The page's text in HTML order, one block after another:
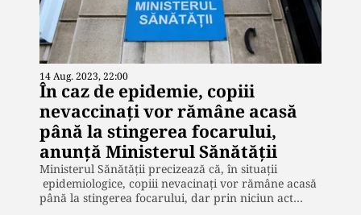
14 Aug. 2023, 22:00
În caz de epidemie, copiii
nevaccinaţi vor rămâne acasă
până la stingerea focarului,
anunță Ministerul Sănătății
Ministerul Sănătății precizează că, în situații
epidemiologice, copiii nevacinați vor rămâne acasă
până la stingerea focarului, dar prin niciun act…